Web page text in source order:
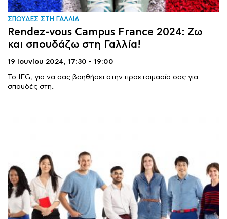
ΣΠΟΥΔΕΣ ΣΤΗ ΓΑΛΛΙΑ
Rendez-vous Campus France 2024: Ζω
και σπουδάζω στη Γαλλία!
19 Ιουνίου 2024, 17:30 - 19:00
Το IFG, για να σας βοηθήσει στην προετοιμασία σας για
σπουδές στη..